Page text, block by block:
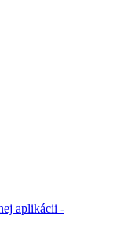
aplikácii -